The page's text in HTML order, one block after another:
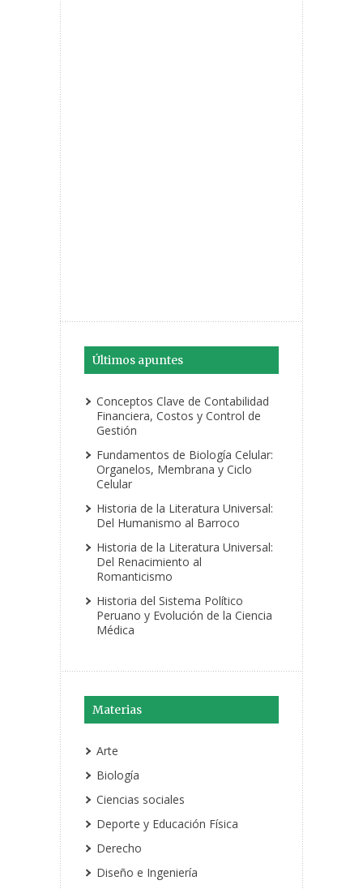
Últimos apuntes
Conceptos Clave de Contabilidad
Financiera, Costos y Control de
Gestión
Fundamentos de Biología Celular:
Organelos, Membrana y Ciclo
Celular
Historia de la Literatura Universal:
Del Humanismo al Barroco
Historia de la Literatura Universal:
Del Renacimiento al
Romanticismo
Historia del Sistema Político
Peruano y Evolución de la Ciencia
Médica
Materias
Arte
Biología
Ciencias sociales
Deporte y Educación Física
Derecho
Diseño e Ingeniería